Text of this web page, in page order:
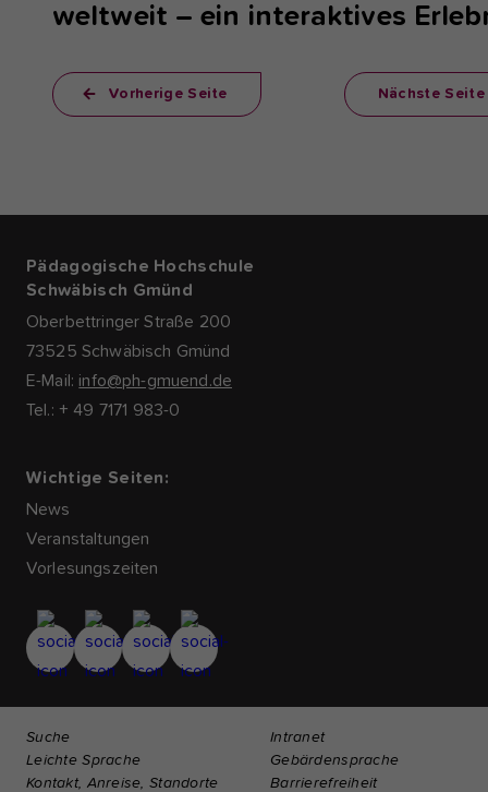
weltweit – ein interaktives
Vorherige Seite Nächste Seite
Pädagogische Hochschule
Schwäbisch Gmünd
Oberbettringer Straße 200
73525 Schwäbisch Gmünd
E-Mail: info@ph-gmuend.de
Tel.: + 49 7171 983-0
Wichtige Seiten:
News
Veranstaltungen
Vorlesungszeiten
Suche
Intranet
Leichte Sprache
Gebärdensprache
Kontakt, Anreise, Standorte
Barrierefreiheit